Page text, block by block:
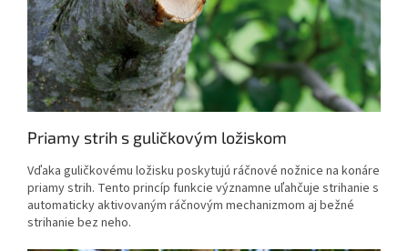
Priamy strih s guličkovým ložiskom
Vďaka guličkovému ložisku poskytujú ráčnové nožnice na konáre
priamy strih. Tento princíp funkcie významne uľahčuje strihanie s
automaticky aktivovaným ráčnovým mechanizmom aj bežné
strihanie bez neho.